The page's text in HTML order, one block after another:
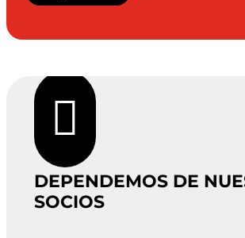

DEPENDEMOS DE
SOCIOS